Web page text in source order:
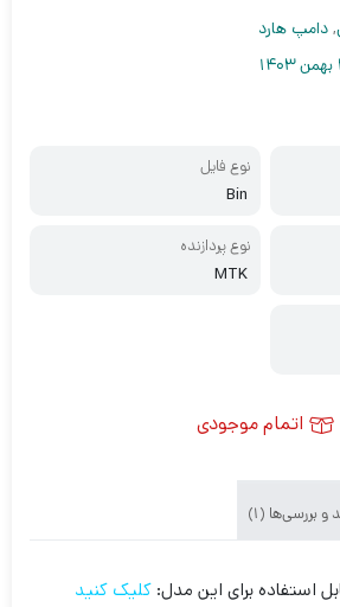
, دامپ هارد
نوع فایل
Bin
نوع پردازنده
MTK
اتمام موجودی
و بررسی‌ها (1)
استفاده برای این مدل: کلیک کنید